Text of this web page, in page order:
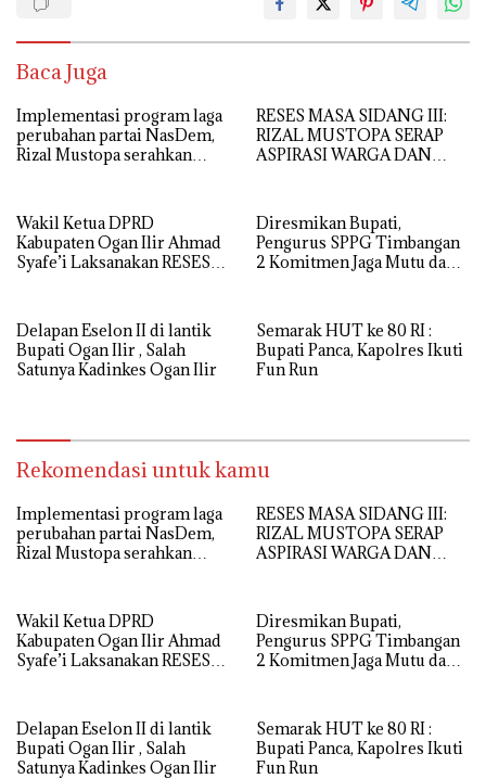
Baca Juga
Implementasi program laga
perubahan partai NasDem,
Rizal Mustopa serahkan
RESES MASA SIDANG III:
RIZAL MUSTOPA SERAP
ASPIRASI WARGA DAN
HUDA
Wakil Ketua DPRD
Kabupaten Ogan Ilir Ahmad
Syafe’i Laksanakan RESES
Langsung Aspirasi
Masyarakat
Diresmikan Bupati,
Pengurus SPPG Timbangan
2 Komitmen Jaga Mutu dan
Delapan Eselon II di lantik
Bupati Ogan Ilir , Salah
Satunya Kadinkes Ogan Ilir
Semarak HUT ke 80 RI :
Bupati Panca, Kapolres Ikuti
Fun Run
Rekomendasi untuk kamu
Implementasi program laga
perubahan partai NasDem,
Rizal Mustopa serahkan
RESES MASA SIDANG III:
RIZAL MUSTOPA SERAP
ASPIRASI WARGA DAN
HUDA
Wakil Ketua DPRD
Kabupaten Ogan Ilir Ahmad
Syafe’i Laksanakan RESES
Langsung Aspirasi
Masyarakat
Diresmikan Bupati,
Pengurus SPPG Timbangan
2 Komitmen Jaga Mutu dan
Delapan Eselon II di lantik
Bupati Ogan Ilir , Salah
Satunya Kadinkes Ogan Ilir
Semarak HUT ke 80 RI :
Bupati Panca, Kapolres Ikuti
Fun Run